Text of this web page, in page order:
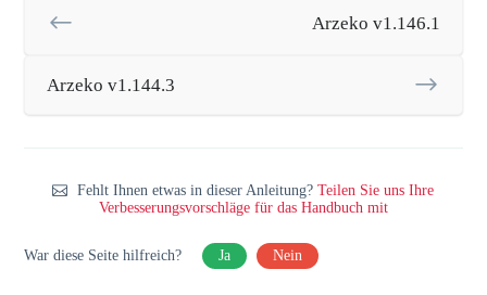
Arzeko v1.146.1
Arzeko v1.144.3
Fehlt Ihnen etwas in dieser Anleitung?Teilen Sie uns Ihre
Verbesserungsvorschläge für das Handbuch mit
War diese Seite hilfreich? Ja Nein